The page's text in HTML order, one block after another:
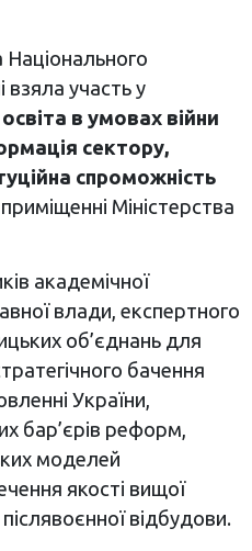
взяла участь у
в умовах війни
сектору,
спроможність
Міністерства
академічної
влади, експертного
об’єднань для
бачення
України,
бар’єрів реформ,
моделей
якості вищої
відбудови.